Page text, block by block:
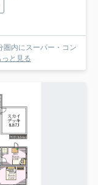
内にスーパー・コン
っと見る